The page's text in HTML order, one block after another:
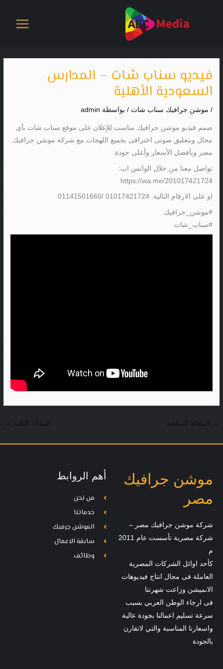
فيديو سناب شات – المدارس
السعودية الأهلية
/ موشن جرافيك سناب شات / بواسطة admin
صمم فيديو موشن جرافيك مناسب للإعلان على موقع سناب شات بأى
مجال وبتعليق صوتى احترافى بجميع اللهجات مع شركة موشن جرافيك
مصر وبأفضل الأسعار وأعلى جودة
تواصل معنا من خلال الواتس اب:
https://wa.me/201017421724
او على الارقام التالية: 01017421724 /01141501660
#موشن_جرافيك
#سناب_شات
→ المقالة السابقة المقالة التالية ←
موشن جرافيك
مصر
شركة موشن جرافيك مصر –
شركة مصرية تأسست عام 2011
م
كأحد اوائل الشركات المصرية
العاملة فى مجال انتاج فيديوهات
الانميشن وزاعت شهرتنا
فى ارجاء الوطن العربي بسبب
سرعة تسليم اعمالنا بجودة عالية
واسعارنا المناسبة والتي لاتقارن
بالجودة
أهم الروابط
من نحن
خدماتنا
الموشن جرفيك
سابقة الاعمال
وظائف